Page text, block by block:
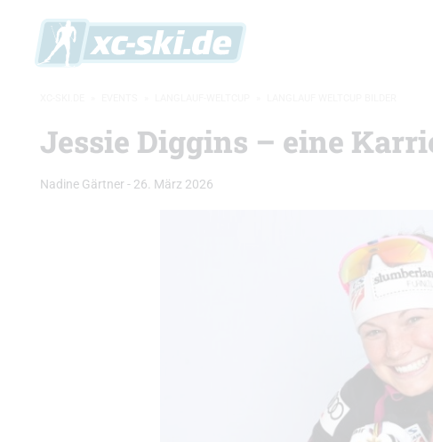
Jessie Diggins – eine
Nadine Gärtner - 26. März 2026